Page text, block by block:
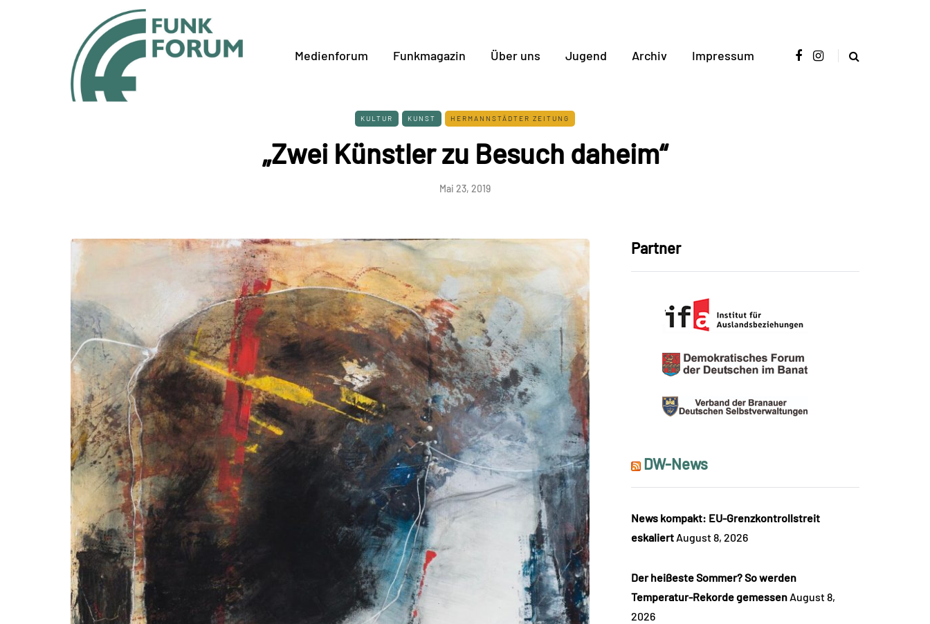
Medienforum Funkmagazin Über uns Jugend Archiv Impressum
KULTUR KUNST HERMANNSTÄDTER ZEITUNG
„Zwei Künstler zu Besuch daheim“
Mai 23, 2019
Partner
DW-News
News kompakt: EU-Grenzkontrollstreit
eskaliert August 8, 2026
Der heißeste Sommer? So werden
Temperatur-Rekorde gemessen August 8,
2026